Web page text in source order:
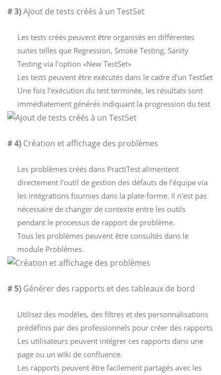
# 3)Ajout de tests créés à un TestSet
Les tests créés peuvent être organisés en différentes
suites telles que Regression, Smoke Testing, Sanity
Testing via l'option «New TestSet»
Les tests peuvent être exécutés dans le cadre d'un TestSet
Une fois l'exécution du test terminée, les résultats sont
immédiatement générés indiquant la progression du test
# 4) Création et affichage des problèmes
Les problèmes créés dans PractiTest alimentent
directement l'outil de gestion des défauts de l'équipe via
les intégrations fournies dans la plate-forme. Il n'est pas
nécessaire de changer de contexte entre les outils
pendant le processus de rapport de problème.
Tous les problèmes peuvent être consultés dans le
module Problèmes.
# 5) Générer des rapports et des tableaux de bord
Utilisez des modèles, des filtres et des personnalisations
prédéfinis par des professionnels pour créer des rapports
Les utilisateurs peuvent intégrer ces rapports dans une
page ou un wiki de confluence.
Les rapports peuvent être facilement partagés avec les